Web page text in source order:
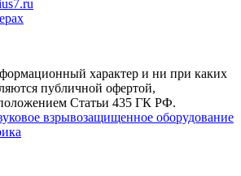
характер и ни при каких
публичной офертой,
Статьи 435 ГК РФ.
взрывозащищенное оборудование